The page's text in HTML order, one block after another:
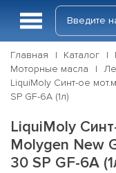
Главная Каталог
Моторные масла
LiquiMoly Синт-ое
SP GF-6A (1л)
LiquiMoly
Molygen New
30 SP GF-6A